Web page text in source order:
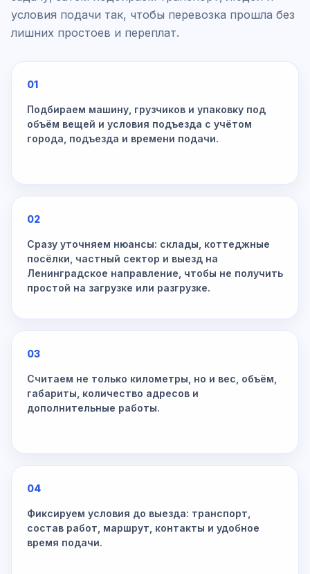
условия подачи так, чтобы перевозка прошла без
лишних простоев и переплат.
01
Подбираем машину, грузчиков и упаковку под
объём вещей и условия подъезда с учётом
города, подъезда и времени подачи.
02
Сразу уточняем нюансы: склады, коттеджные
посёлки, частный сектор и выезд на
Ленинградское направление, чтобы не получить
простой на загрузке или разгрузке.
03
Считаем не только километры, но и вес, объём,
габариты, количество адресов и
дополнительные работы.
04
Фиксируем условия до выезда: транспорт,
состав работ, маршрут, контакты и удобное
время подачи.